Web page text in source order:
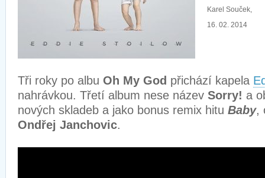
Karel Souček,
16. 02. 2014
Tři roky po albu Oh My God přichází kapela
nahrávkou. Třetí album nese název Sorry! a
nových skladeb a jako bonus remix hitu Baby,
Ondřej Janchovic.